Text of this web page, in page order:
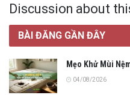
Discussion about
BÀI ĐĂNG GẦN ĐÂY
Mẹo Khử Mùi
04/08/2026